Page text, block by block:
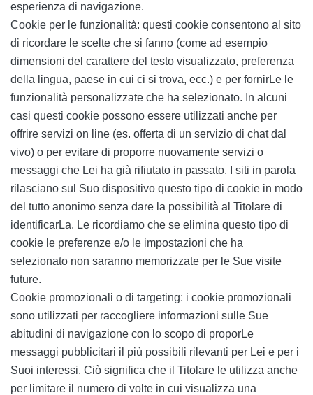
esperienza di navigazione.
Cookie per le funzionalità: questi cookie consentono al sito
di ricordare le scelte che si fanno (come ad esempio
dimensioni del carattere del testo visualizzato, preferenza
della lingua, paese in cui ci si trova, ecc.) e per fornirLe le
funzionalità personalizzate che ha selezionato. In alcuni
casi questi cookie possono essere utilizzati anche per
offrire servizi on line (es. offerta di un servizio di chat dal
vivo) o per evitare di proporre nuovamente servizi o
messaggi che Lei ha già rifiutato in passato. I siti in parola
rilasciano sul Suo dispositivo questo tipo di cookie in modo
del tutto anonimo senza dare la possibilità al Titolare di
identificarLa. Le ricordiamo che se elimina questo tipo di
cookie le preferenze e/o le impostazioni che ha
selezionato non saranno memorizzate per le Sue visite
future.
Cookie promozionali o di targeting: i cookie promozionali
sono utilizzati per raccogliere informazioni sulle Sue
abitudini di navigazione con lo scopo di proporLe
messaggi pubblicitari il più possibili rilevanti per Lei e per i
Suoi interessi. Ciò significa che il Titolare le utilizza anche
per limitare il numero di volte in cui visualizza una